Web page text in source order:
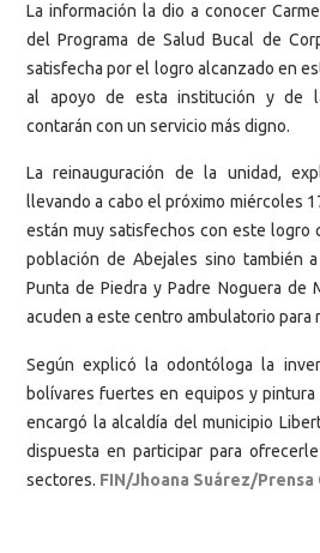
La información la dio a conocer
del Programa de Salud Bucal de
satisfecha por el logro alcanzado en
al apoyo de esta institución y de
contarán con un servicio más digno.
La reinauguración de la unidad,
llevando a cabo el próximo miércoles
están muy satisfechos con este logro
población de Abejales sino también
Punta de Piedra y Padre Noguera de
acuden a este centro ambulatorio para
Según explicó la odontóloga la
bolívares fuertes en equipos y pintura
encargó la alcaldía del municipio
dispuesta en participar para
sectores. FIN/Jhoana Suárez/Prensa